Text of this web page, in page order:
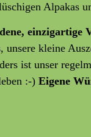
Alpakas
einzigartige
kleine
ist unser
:-) Eigene